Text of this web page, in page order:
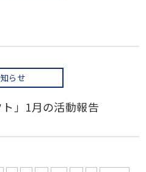
らせ
ト」1月の活動報告